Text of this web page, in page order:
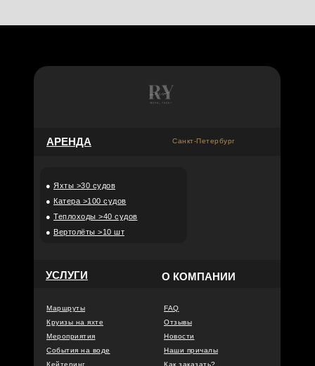
FAQ
Отзывы
Новости
Наши причалы
Как заказать?
Маршруты
Круизы на яхте
Мероприятия
События на воде
Кейтеринг
АРЕНДА
О КОМПАНИИ
● Яхты >30 судов
● Катера >100 судов
● Теплоходы >40 судов
● Вертолёты >10 шт
Санкт-Петербург
УСЛУГИ